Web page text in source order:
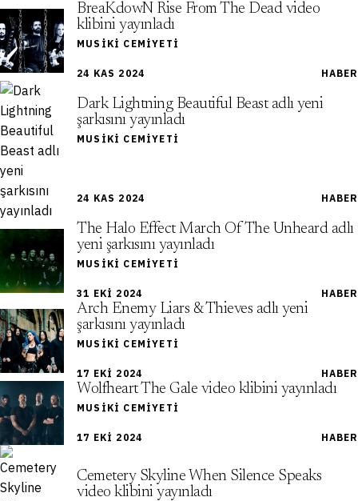
24 KAS 2024
BreaKdowN Rise From The Dead video
klibini yayınladı
MUSIKI CEMIYETI
HABER
24 KAS 2024
Dark Lightning Beautiful Beast adlı yeni
şarkısını yayınladı
MUSIKI CEMIYETI
HABER
31 EKI 2024
The Halo Effect March Of The Unheard adlı
yeni şarkısını yayınladı
MUSIKI CEMIYETI
HABER
17 EKI 2024
Arch Enemy Liars & Thieves adlı yeni
şarkısını yayınladı
MUSIKI CEMIYETI
HABER
17 EKI 2024
Wolfheart The Gale video klibini yayınladı
MUSIKI CEMIYETI
HABER
Cemetery Skyline When Silence Speaks
video klibini yayınladı